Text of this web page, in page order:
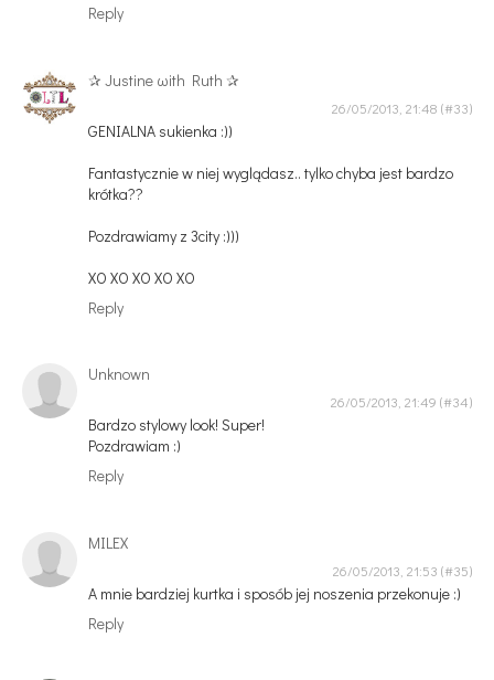
Reply
✰ Justine ωith Ruth ✰
26/05/2013, 21:48
GENIALNA sukienka :))
Fantastycznie w niej wyglądasz.. tylko chyba jest bardzo
krótka??
Pozdrawiamy z 3city :)))
XO XO XO XO XO
Reply
Unknown
26/05/2013, 21:49
Bardzo stylowy look! Super!
Pozdrawiam :)
Reply
MILEX
26/05/2013, 21:53
A mnie bardziej kurtka i sposób jej noszenia przekonuje :)
Reply